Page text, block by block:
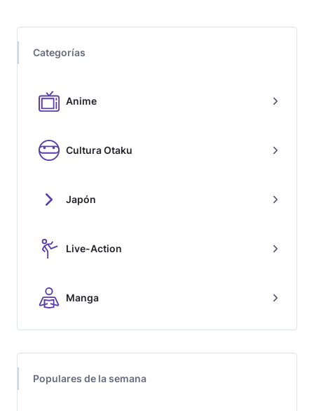
Categorías
Anime
Cultura Otaku
Japón
Live-Action
Manga
Populares de la semana